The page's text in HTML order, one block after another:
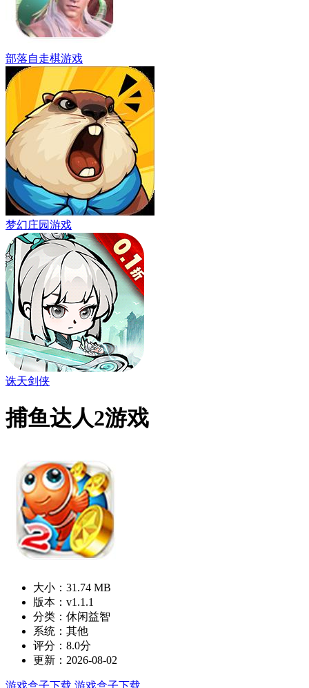
部落自走棋游戏
梦幻庄园游戏
诛天剑侠
捕鱼达人2游戏
大小：31.74 MB
版本：v1.1.1
分类：休闲益智
系统：其他
评分：8.0分
更新：2026-08-02
游戏盒子下载 游戏盒子下载